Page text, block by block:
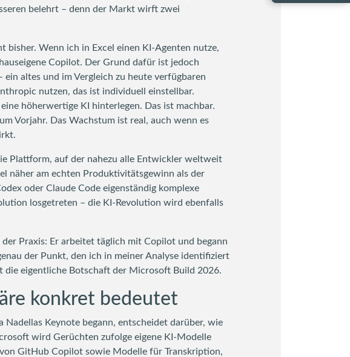
belehrt – denn der Markt wirft zwei
Wenn ich in Excel einen KI-Agenten nutze,
Copilot. Der Grund dafür ist jedoch
altes und im Vergleich zu heute verfügbaren
nutzen, das ist individuell einstellbar.
höherwertige KI hinterlegen. Das ist machbar.
Vorjahr. Das Wachstum ist real, auch wenn es
Plattform, auf der nahezu alle Entwickler weltweit
näher am echten Produktivitätsgewinn als der
oder Claude Code eigenständig komplexe
losgetreten – die KI-Revolution wird ebenfalls
Praxis: Er arbeitet täglich mit Copilot und begann
der Punkt, den ich in meiner Analyse identifiziert
eigentliche Botschaft der Microsoft Build 2026.
konkret bedeutet
Keynote begann, entscheidet darüber, wie
wird Gerüchten zufolge eigene KI-Modelle
GitHub Copilot sowie Modelle für Transkription,